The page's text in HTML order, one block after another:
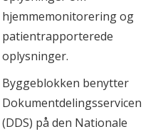
hjemmemonitorering og
patientrapporterede
oplysninger.
Byggeblokken benytter
Dokumentdelingsservicen
(DDS) på den Nationale